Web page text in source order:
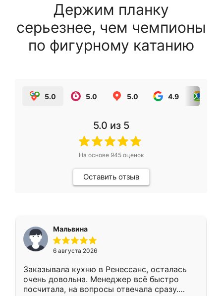
Держим планку
серьезнее, чем чемпионы
по фигурному катанию
5.0 5.0 5.0 4.9
5.0 из 5
На основе 945оценок
Оставить отзыв
Мальвина
6 августа 2026
Заказывала кухню в Ренессанс, осталась
очень довольна. Менеджер всё быстро
посчитала, на вопросы отвечала сразу.